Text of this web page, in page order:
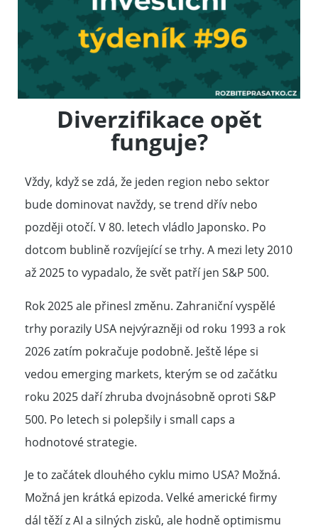
Diverzifikace opět
funguje?
Vždy, když se zdá, že jeden region nebo sektor
bude dominovat navždy, se trend dřív nebo
později otočí. V 80. letech vládlo Japonsko. Po
dotcom bublině rozvíjející se trhy. A mezi lety 2010
až 2025 to vypadalo, že svět patří jen S&P 500.
Rok 2025 ale přinesl změnu. Zahraniční vyspělé
trhy porazily USA nejvýrazněji od roku 1993 a rok
2026 zatím pokračuje podobně. Ještě lépe si
vedou emerging markets, kterým se od začátku
roku 2025 daří zhruba dvojnásobně oproti S&P
500. Po letech si polepšily i small caps a
hodnotové strategie.
Je to začátek dlouhého cyklu mimo USA? Možná.
Možná jen krátká epizoda. Velké americké firmy
dál těží z AI a silných zisků, ale hodně optimismu